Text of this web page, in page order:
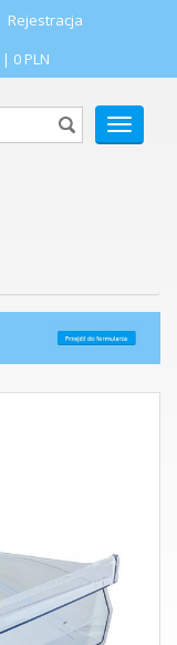
Rejestracja
| 0 PLN
POKAŻ
MENU